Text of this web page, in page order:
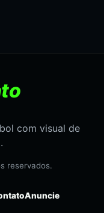
com visual de
reservados.
Anuncie